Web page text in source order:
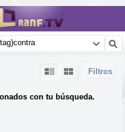
Filtros
con tu búsqueda.